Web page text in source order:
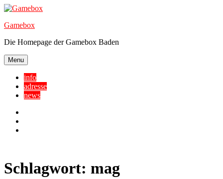
Skip
content
Gamebox
Die Homepage der Gamebox Baden
Menu
info
adresse
news
Schlagwort: mag